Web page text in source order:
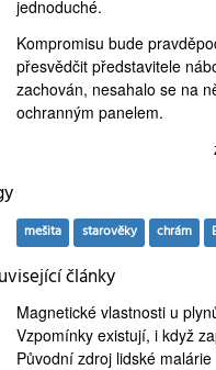
jednoduché.
Kompromisu bude
přesvědčit představitele
zachován, nesahalo se na
ochranným panelem.
mešita starověky chrám
články
Magnetické vlastnosti u
Vzpomínky existují, i když
Původní zdroj lidské malárie